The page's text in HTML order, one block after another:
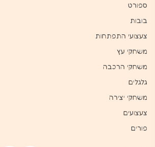
ספורט
בובות
צעצועי התפתחות
משחקי עץ
משחקי הרכבה
גלגלים
משחקי יצירה
צעצועים
פורים